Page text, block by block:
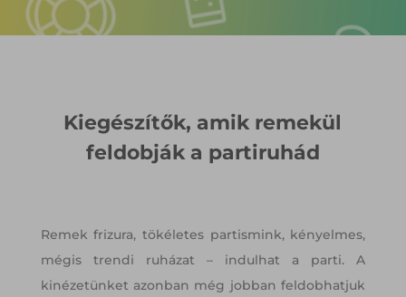
Kiegészítők, amik remekül
feldobják a partiruhád
Remek frizura, tökéletes partismink, kényelmes,
mégis trendi ruházat – indulhat a parti. A
kinézetünket azonban még jobban feldobhatjuk